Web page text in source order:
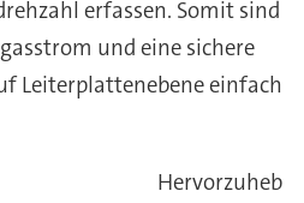
erfassen. Somit sind
und eine sichere
Leiterplattenebene einfach
Hervorzuheb